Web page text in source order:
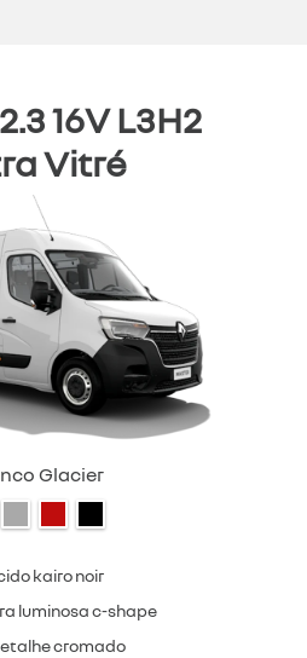
16V L3H2
Vitré
Glacier
kairo noir
luminosa c-shape
cromado